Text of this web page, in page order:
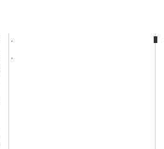
.
.